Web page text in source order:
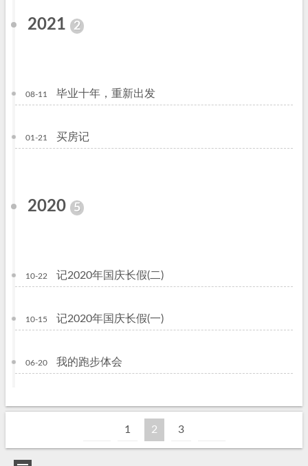
2021 2
08-11 毕业十年，重新出发
01-21 买房记
2020 5
10-22 记2020年国庆长假(二)
10-15 记2020年国庆长假(一)
06-20 我的跑步体会
1 2 3